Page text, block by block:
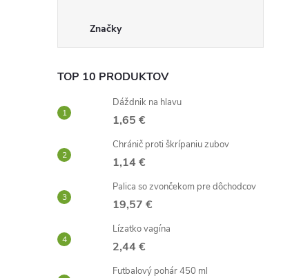
Značky
TOP 10 PRODUKTOV
Dáždnik na hlavu
1,65 €
Chránič proti škrípaniu zubov
1,14 €
Palica so zvončekom pre dôchodcov
19,57 €
Lízatko vagína
2,44 €
Futbalový pohár 450 ml